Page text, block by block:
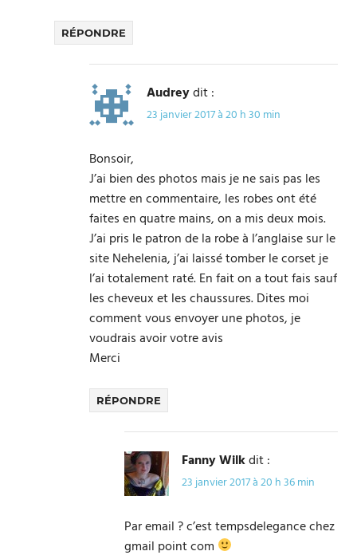
RÉPONDRE
Audreydit :
23 janvier 2017 à 20 h 30 min
Bonsoir,
J’ai bien des photos mais je ne sais pas les
mettre en commentaire, les robes ont été
faites en quatre mains, on a mis deux mois.
J’ai pris le patron de la robe à l’anglaise sur le
site Nehelenia, j’ai laissé tomber le corset je
l’ai totalement raté. En fait on a tout fais sauf
les cheveux et les chaussures. Dites moi
comment vous envoyer une photos, je
voudrais avoir votre avis
Merci
RÉPONDRE
Fanny Wilkdit :
23 janvier 2017 à 20 h 36 min
Par email ? c’est tempsdelegance chez
gmail point com